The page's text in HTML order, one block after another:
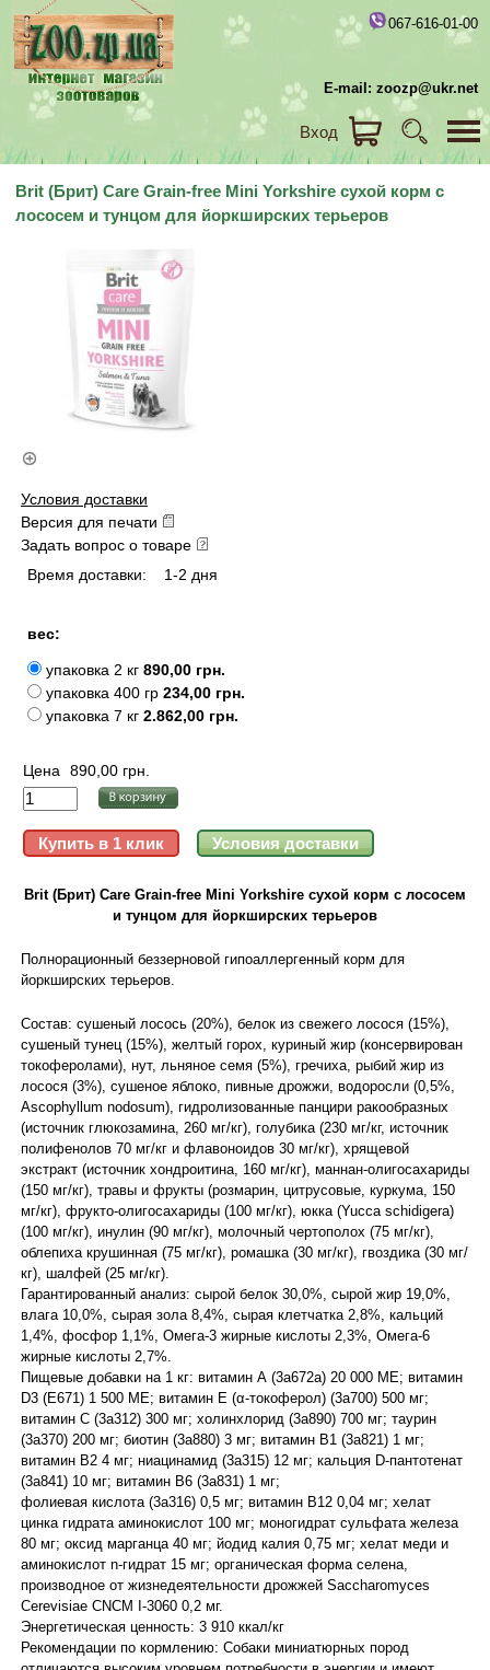
067-616-01-00
E-mail: zoozp@ukr.net
Вход
Brit (Брит) Care Grain-free Mini Yorkshire сухой корм с
лососем и тунцом для йоркширских терьеров
Условия доставки
Версия для печати
Задать вопрос о товаре
Время доставки:
1-2 дня
вес:
упаковка 2 кг 890,00 грн.
упаковка 400 гр 234,00 грн.
упаковка 7 кг 2.862,00 грн.
Цена 890,00 грн.
Brit (Брит) Care Grain-free Mini Yorkshire сухой корм с лососем
и тунцом для йоркширских терьеров
Полнорационный беззерновой гипоаллергенный корм для
йоркширских терьеров.
Состав: сушеный лосось (20%), белок из свежего лосося (15%),
сушеный тунец (15%), желтый горох, куриный жир (консервирован
токоферолами), нут, льняное семя (5%), гречиха, рыбий жир из
лосося (3%), сушеное яблоко, пивные дрожжи, водоросли (0,5%,
Ascophyllum nodosum), гидролизованные панцири ракообразных
(источник глюкозамина, 260 мг/кг), голубика (230 мг/кг, источник
полифенолов 70 мг/кг и флавоноидов 30 мг/кг), хрящевой
экстракт (источник хондроитина, 160 мг/кг), маннан-олигосахариды
(150 мг/кг), травы и фрукты (розмарин, цитрусовые, куркума, 150
мг/кг), фрукто-олигосахариды (100 мг/кг), юкка (Yucca schidigera)
(100 мг/кг), инулин (90 мг/кг), молочный чертополох (75 мг/кг),
облепиха крушинная (75 мг/кг), ромашка (30 мг/кг), гвоздика (30 мг/
кг), шалфей (25 мг/кг).
Гарантированный анализ: сырой белок 30,0%, сырой жир 19,0%,
влага 10,0%, сырая зола 8,4%, сырая клетчатка 2,8%, кальций
1,4%, фосфор 1,1%, Омега-3 жирные кислоты 2,3%, Омега-6
жирные кислоты 2,7%.
Пищевые добавки на 1 кг: витамин А (3a672a) 20 000 ME; витамин
D3 (E671) 1 500 ME; витамин E (α-токоферол) (3a700) 500 мг;
витамин С (3a312) 300 мг; холинхлорид (3a890) 700 мг; таурин
(3a370) 200 мг; биотин (3a880) 3 мг; витамин В1 (3a821) 1 мг;
витамин В2 4 мг; ниацинамид (3a315) 12 мг; кальция D-пантотенат
(3a841) 10 мг; витамин В6 (3a831) 1 мг;
фолиевая кислота (3a316) 0,5 мг; витамин В12 0,04 мг; хелат
цинка гидрата аминокислот 100 мг; моногидрат сульфата железа
80 мг; оксид марганца 40 мг; йодид калия 0,75 мг; хелат меди и
аминокислот n-гидрат 15 мг; органическая форма селена,
производное от жизнедеятельности дрожжей Saccharomyces
Cerevisiae CNCM I-3060 0,2 мг.
Энергетическая ценность: 3 910 ккал/кг
Рекомендации по кормлению: Собаки миниатюрных пород